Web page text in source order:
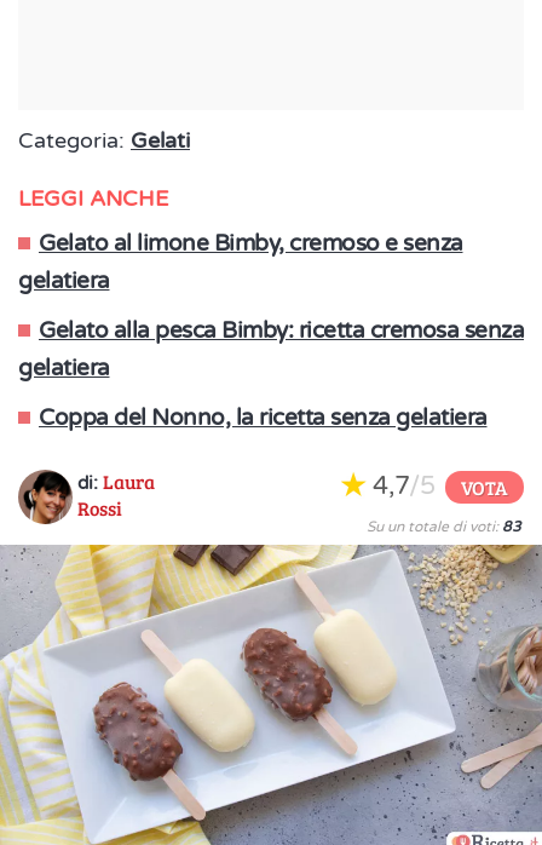
Categoria: Gelati
LEGGI ANCHE
Gelato al limone Bimby, cremoso e senza
gelatiera
Gelato alla pesca Bimby: ricetta cremosa senza
gelatiera
Coppa del Nonno, la ricetta senza gelatiera
di: Laura
Rossi
4,7/5 VOTA
Su un totale di voti: 83